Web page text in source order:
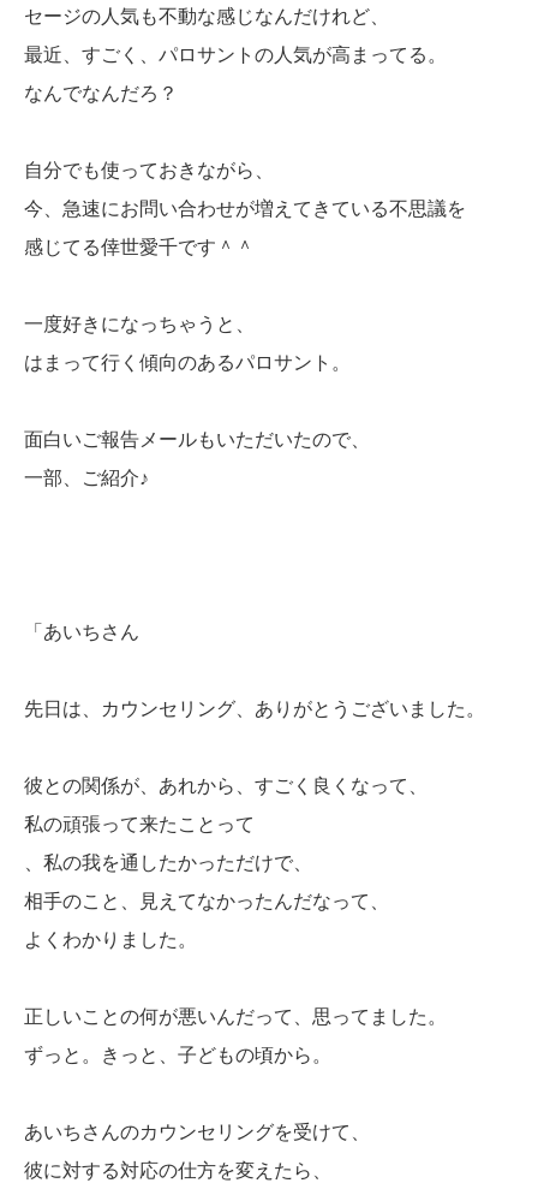
セージの人気も不動な感じなんだけれど、
最近、すごく、パロサントの人気が高まってる。
なんでなんだろ？
自分でも使っておきながら、
今、急速にお問い合わせが増えてきている不思議を
感じてる倖世愛千です＾＾
一度好きになっちゃうと、
はまって行く傾向のあるパロサント。
面白いご報告メールもいただいたので、
一部、ご紹介♪
「あいちさん
先日は、カウンセリング、ありがとうございました。
彼との関係が、あれから、すごく良くなって、
私の頑張って来たことって
、私の我を通したかっただけで、
相手のこと、見えてなかったんだなって、
よくわかりました。
正しいことの何が悪いんだって、思ってました。
ずっと。きっと、子どもの頃から。
あいちさんのカウンセリングを受けて、
彼に対する対応の仕方を変えたら、